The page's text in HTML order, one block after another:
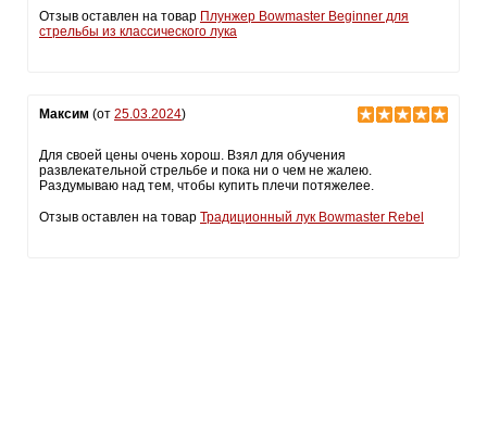
Отзыв оставлен на товар Плунжер Bowmaster Beginner для
стрельбы из классического лука
Максим (от 25.03.2024)
Для своей цены очень хорош. Взял для обучения
развлекательной стрельбе и пока ни о чем не жалею.
Раздумываю над тем, чтобы купить плечи потяжелее.
Отзыв оставлен на товар Традиционный лук Bowmaster Rebel